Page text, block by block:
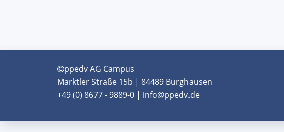
ppedv AG Campus
Marktler Straße 15b | 84489 Burghausen
+49 (0) 8677 - 9889-0 | info@ppedv.de